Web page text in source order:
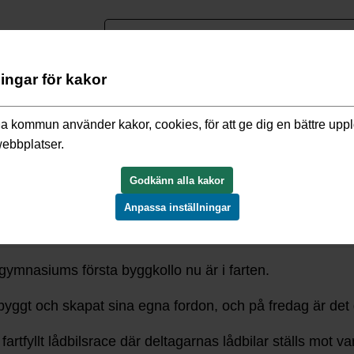
i kommunen/Vallentuna gymnasium/Nyheter
i Lasseparken
första byggkollo nu är i farten.
och skapat sina egna fordon, och på fredag är
lådbilsrace där deltagarnas lådbilar ställs mot
för kakor
kommun använder kakor, cookies, för att ge dig en bättre
Godkänn alla kakor
Anpassa inställningar